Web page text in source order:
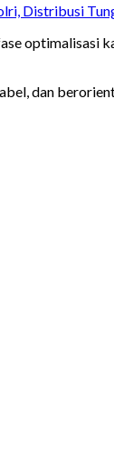
Distribusi
optimalisasi
dan